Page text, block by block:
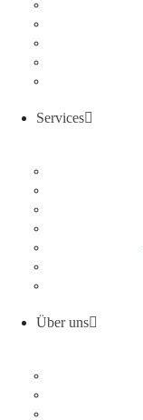
Services
Über uns